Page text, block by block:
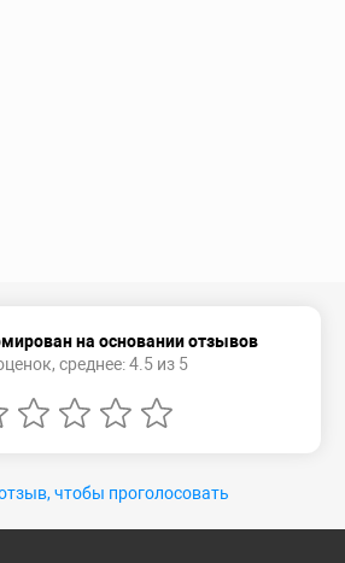
на основании отзывов
среднее: 4.5 из 5
чтобы проголосовать